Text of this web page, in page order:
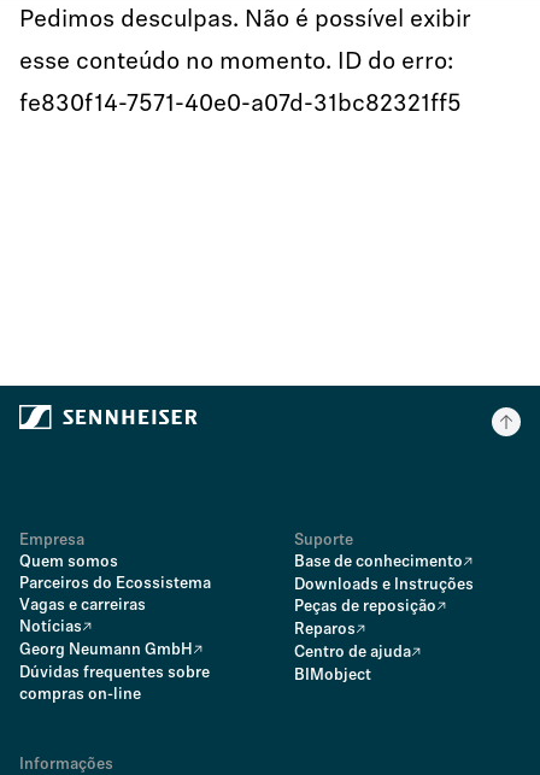
.PDF
Pedimos desculpas. Não é possível exibir
esse conteúdo no momento. ID do erro:
fe830f14-7571-40e0-a07d-31bc82321ff5
Empresa
Quem somos
Parceiros do Ecossistema
Vagas e carreiras
Notícias
Georg Neumann GmbH
Dúvidas frequentes sobre
compras on-line
Suporte
Base de conhecimento
Downloads e Instruções
Peças de reposição
Reparos
Centro de ajuda
BIMobject
Informações